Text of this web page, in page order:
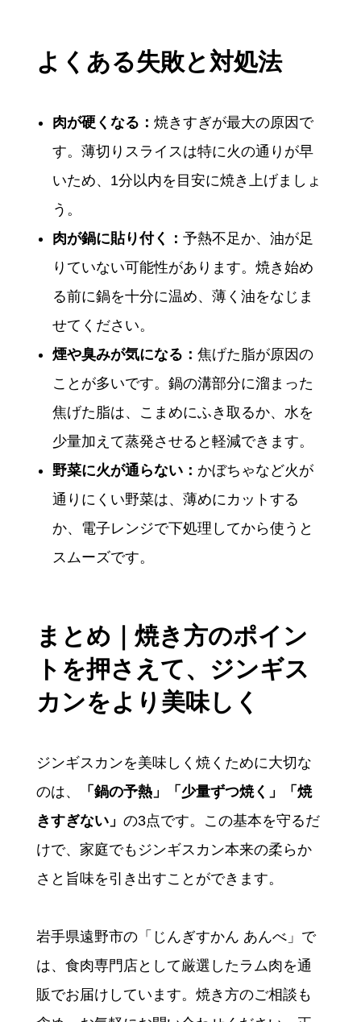
よくある失敗と対処法
肉が硬くなる： 焼きすぎが最大の原因で
す。薄切りスライスは特に火の通りが早
いため、1分以内を目安に焼き上げましょ
う。
肉が鍋に貼り付く： 予熱不足か、油が足
りていない可能性があります。焼き始め
る前に鍋を十分に温め、薄く油をなじま
せてください。
煙や臭みが気になる： 焦げた脂が原因の
ことが多いです。鍋の溝部分に溜まった
焦げた脂は、こまめにふき取るか、水を
少量加えて蒸発させると軽減できます。
野菜に火が通らない： かぼちゃなど火が
通りにくい野菜は、薄めにカットする
か、電子レンジで下処理してから使うと
スムーズです。
まとめ｜焼き方のポイン
トを押さえて、ジンギス
カンをより美味しく
ジンギスカンを美味しく焼くために大切な
のは、
「鍋の予熱」「少量ずつ焼く」「焼
きすぎない」 の3点です。この基本を守るだ
けで、家庭でもジンギスカン本来の柔らか
さと旨味を引き出すことができます。
岩手県遠野市の「じんぎすかん あんべ」で
は、食肉専門店として厳選したラム肉を通
販でお届けしています。焼き方のご相談も